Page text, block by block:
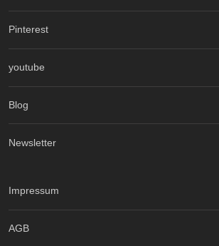
Pinterest
youtube
Blog
Newsletter
Impressum
AGB